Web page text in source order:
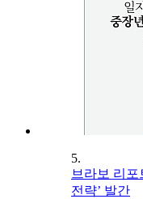
5.
브라보 리포
전략’ 발간